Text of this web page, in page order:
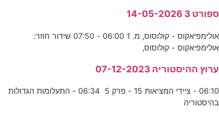
ספורט 3 14-05-2026
אולימפיאקוס - קולוסוס, מ. 1 06:00 - 07:50 שידור חוזר:
אולימפיאקוס - קולוסוס,
ערוץ ההיסטוריה 07-12-2023
06:10 - ציידי המציאות 15 - פרק 5 06:34 - התעלומות הגדולות
בהיסטוריה